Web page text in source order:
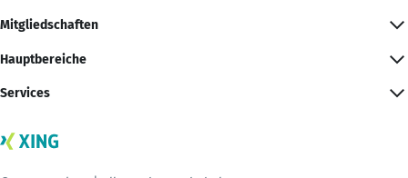
Mitgliedschaften
Hauptbereiche
Services